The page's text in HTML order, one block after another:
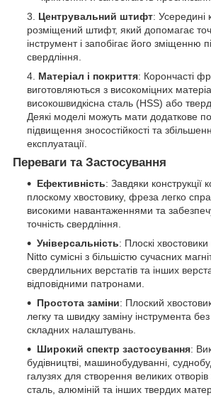
Центрувальний штифт: Усередині
розміщений штифт, який допомагає
інструмент і запобігає його зміщенню
свердління.
Матеріал і покриття: Корончасті
виготовляються з високоміцних
високошвидкісна сталь (HSS) або
Деякі моделі можуть мати додаткове
підвищення зносостійкості та
експлуатації.
Переваги та Застосування
Ефективність: Завдяки конструкції
плоскому хвостовику, фреза легко
високими навантаженнями та
точність свердління.
Універсальність: Плоскі
Nitto сумісні з більшістю сучасних
свердлильних верстатів та інших
відповідними патронами.
Простота заміни: Плоский
легку та швидку заміну інструмента
складних налаштувань.
Широкий спектр застосування:
будівництві, машинобудуванні,
галузях для створення великих
сталь, алюміній та інших твердих